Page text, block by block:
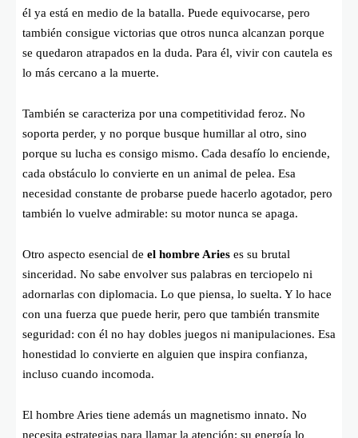
él ya está en medio de la batalla. Puede equivocarse, pero
también consigue victorias que otros nunca alcanzan porque
se quedaron atrapados en la duda. Para él, vivir con cautela es
lo más cercano a la muerte.
También se caracteriza por una competitividad feroz. No
soporta perder, y no porque busque humillar al otro, sino
porque su lucha es consigo mismo. Cada desafío lo enciende,
cada obstáculo lo convierte en un animal de pelea. Esa
necesidad constante de probarse puede hacerlo agotador, pero
también lo vuelve admirable: su motor nunca se apaga.
Otro aspecto esencial de el hombre Aries es su brutal
sinceridad. No sabe envolver sus palabras en terciopelo ni
adornarlas con diplomacia. Lo que piensa, lo suelta. Y lo hace
con una fuerza que puede herir, pero que también transmite
seguridad: con él no hay dobles juegos ni manipulaciones. Esa
honestidad lo convierte en alguien que inspira confianza,
incluso cuando incomoda.
El hombre Aries tiene además un magnetismo innato. No
necesita estrategias para llamar la atención: su energía lo